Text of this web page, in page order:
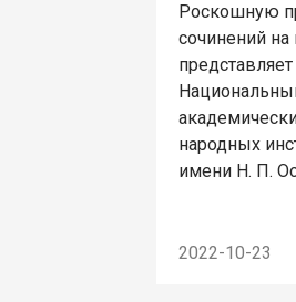
Роскошную
сочинений
народных
имени Н. П.
2022-10-23